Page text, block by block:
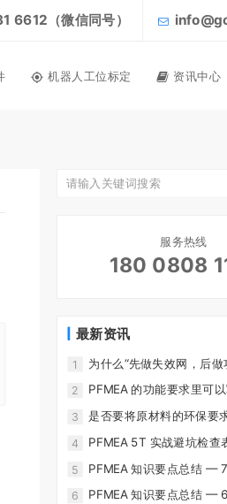
6612（微信同号）
机器人工位标定 资讯中心
服务热线
180 0808
最新资讯
1
为什么“先做失效网，后做
的？ - FMEA软件-
2
PFMEA 的功能要求里可
求吗？ - FMEA软件-
3
是否要将原材料的环保要
4
PFMEA 5T 实战避坑检查
5 PFMEA 知识要点总结 —
化 - FMEA软件-CoreFMEA
6
PFMEA 知识要点总结 —